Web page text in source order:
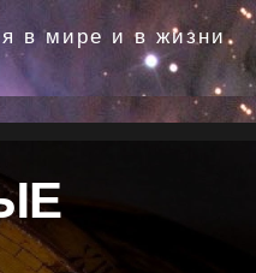
в мире и в жизни